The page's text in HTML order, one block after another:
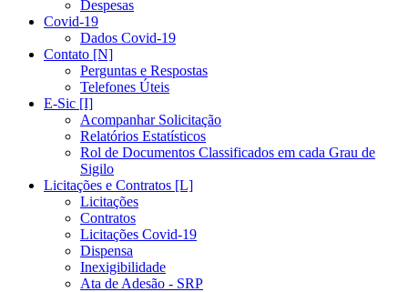
Despesas
Covid-19
Dados Covid-19
Contato [N]
Perguntas e Respostas
Telefones Úteis
E-Sic [I]
Acompanhar Solicitação
Relatórios Estatísticos
Rol de Documentos Classificados em cada Grau de
Sigilo
Licitações e Contratos [L]
Licitações
Contratos
Licitações Covid-19
Dispensa
Inexigibilidade
Ata de Adesão - SRP